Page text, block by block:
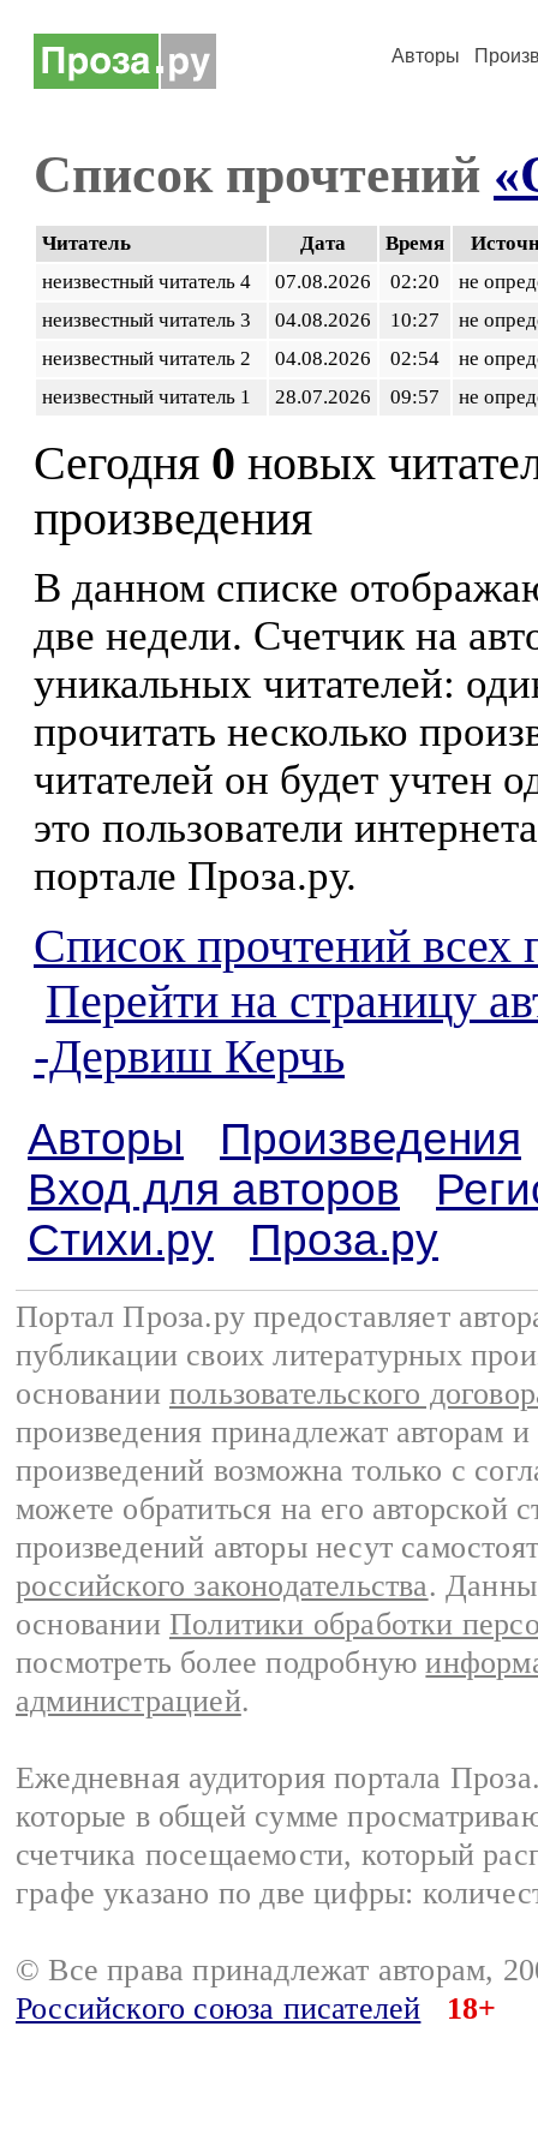
Авторы
Список прочтений
Читатель Дата Время
неизвестный читатель 4
07.08.2026 02:20
не
неизвестный читатель 3
04.08.2026 10:27
не
неизвестный читатель 2
04.08.2026 02:54
не
неизвестный читатель 1
28.07.2026 09:57 не
Сегодня 0 новых
произведения
В данном списке
две недели. Счетчик на
уникальных читателей:
прочитать несколько
читателей он будет учтен
это пользователи
портале Проза.ру.
Список прочтений всех
Перейти на страницу
-Дервиш Керчь
Авторы
Произведения
Вход для авторов
Стихи.ру
Проза.ру
Портал Проза.ру предоставляет
публикации своих литературных
основании пользовательского
произведения принадлежат авторам
произведений возможна только с
можете обратиться на его авторской
произведений авторы несут
российского законодательства.
основании Политики обработки
посмотреть более подробную
администрацией.
Ежедневная аудитория портала
которые в общей сумме
счетчика посещаемости, который
графе указано по две цифры:
© Все права принадлежат авторам,
Российского союза писателей
18+